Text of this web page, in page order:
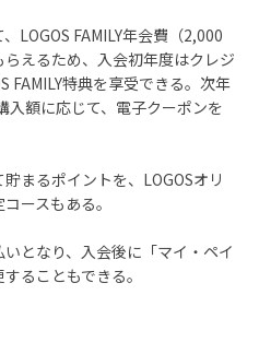
LOGOS FAMILY年会費（2,000
えるため、入会初年度はクレジ
FAMILY特典を享受できる。次年
入額に応じて、電子クーポンを
まるポイントを、LOGOSオリ
ースもある。
となり、入会後に「マイ・ペイ
ることもできる。